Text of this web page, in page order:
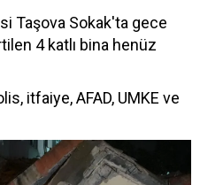
Taşova Sokak'ta gece
4 katlı bina henüz
itfaiye, AFAD, UMKE ve